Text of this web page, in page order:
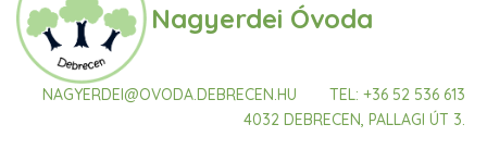
Nagyerdei Óvoda
Gyorslinkek TEL: +36 52 536 613
NAGYERDEI@OVODA.DEBRECEN.HU
4032 DEBRECEN, PALLAGI ÚT 3.